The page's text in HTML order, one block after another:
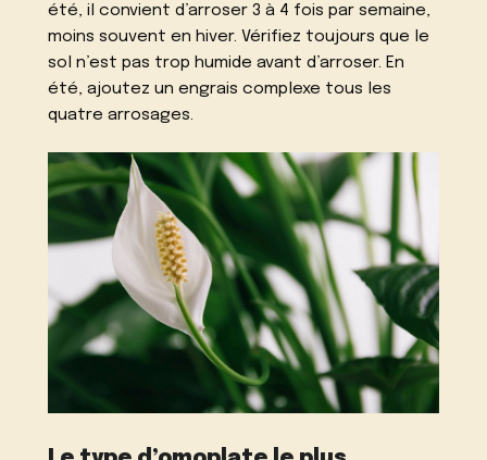
été, il convient d’arroser 3 à 4 fois par semaine,
moins souvent en hiver. Vérifiez toujours que le
sol n’est pas trop humide avant d’arroser. En
été, ajoutez un engrais complexe tous les
quatre arrosages.